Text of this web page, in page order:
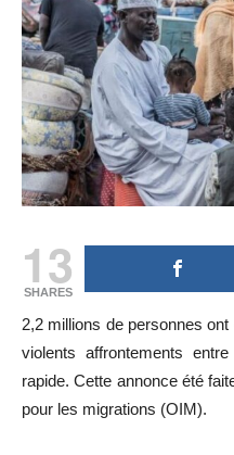
13
SHARES
2,2 millions de personnes
violents affrontements
rapide. Cette annonce été
pour les migrations (OIM).